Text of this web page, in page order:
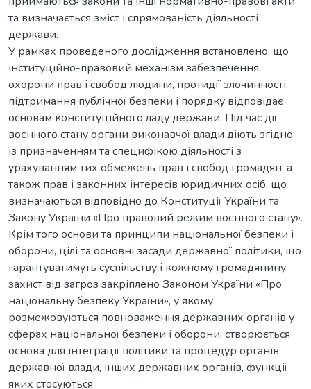
та визначається зміст і спрямованість діяльності
держави.
У рамках проведеного дослідження встановлено, що
інституційно-правовий механізм забезпечення
охорони прав і свобод людини, протидії злочинності,
підтримання публічної безпеки і порядку відповідає
основам конституційного ладу держави. Під час дії
воєнного стану органи виконавчої влади діють згідно
із призначенням та специфікою діяльності з
урахуванням тих обмежень прав і свобод громадян, а
також прав і законних інтересів юридичних осіб, що
визначаються відповідно до Конституції України та
Закону України «Про правовий режим воєнного стану».
Крім того основи та принципи національної безпеки і
оборони, цілі та основні засади державної політики, що
гарантуватимуть суспільству і кожному громадянину
захист від загроз закріплено Законом України «Про
національну безпеку України», у якому
розмежовуються повноваження державних органів у
сферах національної безпеки і оборони, створюється
основа для інтеграції політики та процедур органів
державної влади, інших державних органів, функції
яких стосуються